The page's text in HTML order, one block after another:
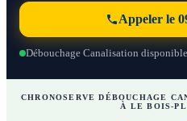
Appeler le
Débouchage Canalisation
CHRONOSERVE DÉBOUCHAGE
À LE BOIS-